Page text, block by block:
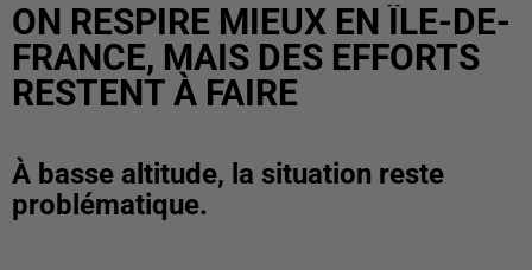
ON RESPIRE MIEUX EN ÎLE-DE-
FRANCE, MAIS DES EFFORTS
RESTENT À FAIRE
À basse altitude, la situation reste
problématique.